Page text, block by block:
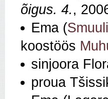
õigus. 4. ,
Ema (Smuuli
koostöös
sinjoora
proua